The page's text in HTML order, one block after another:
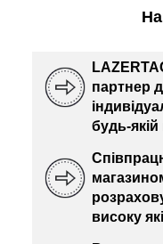
партнер
будь-якій
високу